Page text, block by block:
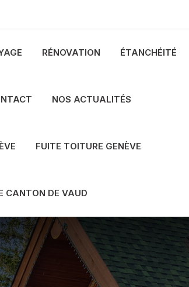
RÉNOVATION ÉTANCHÉITÉ
NOS ACTUALITÉS
FUITE TOITURE GENÈVE
CANTON DE VAUD